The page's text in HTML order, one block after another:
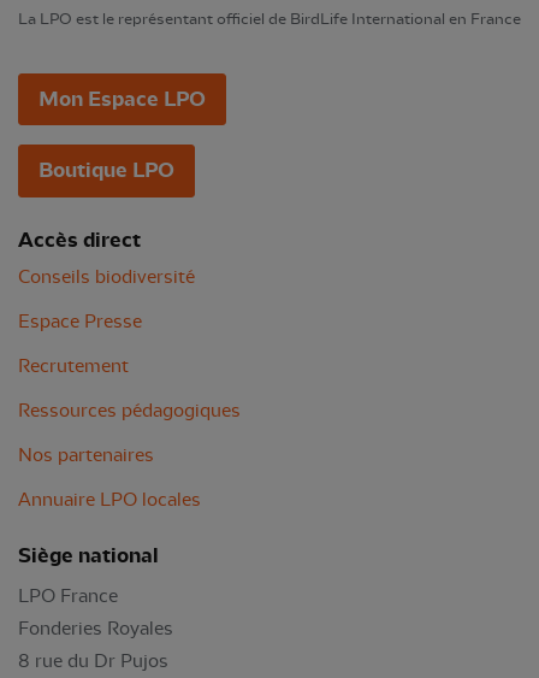
La LPO est le représentant officiel de BirdLife International en France
Mon Espace LPO
Boutique LPO
Accès direct
Conseils biodiversité
Espace Presse
Recrutement
Ressources pédagogiques
Nos partenaires
Annuaire LPO locales
Siège national
LPO France
Fonderies Royales
8 rue du Dr Pujos